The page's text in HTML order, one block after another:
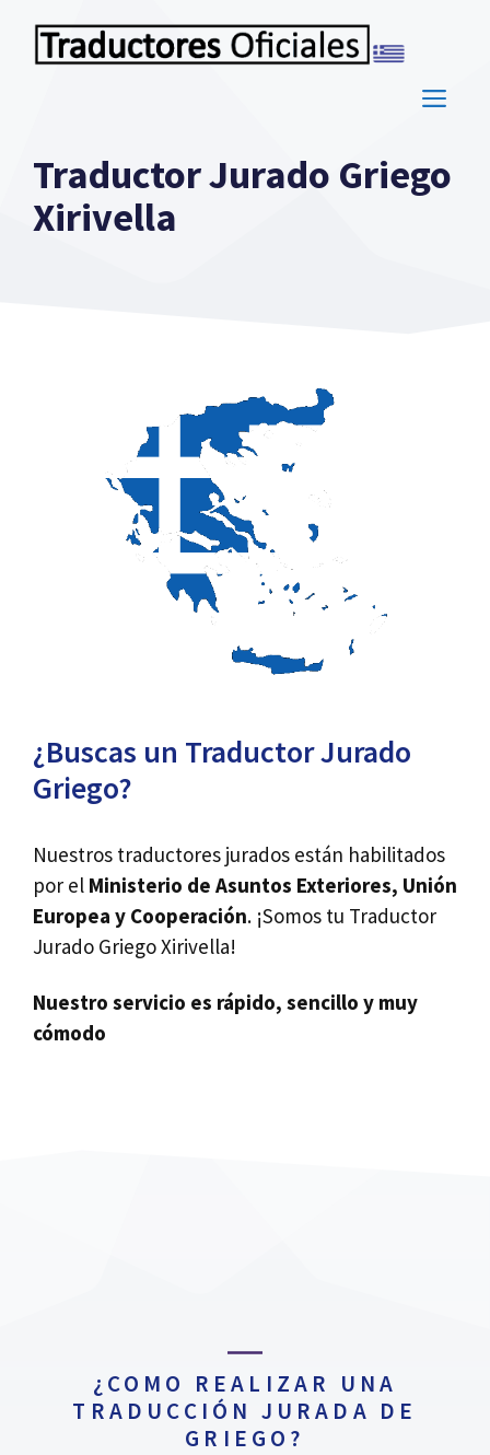
Traductor Jurado Griego
Xirivella
¿Buscas un Traductor Jurado
Griego?
Nuestros traductores jurados están habilitados
por el Ministerio de Asuntos Exteriores, Unión
Europea y Cooperación. ¡Somos tu Traductor
Jurado Griego Xirivella!
Nuestro servicio es rápido, sencillo y muy
cómodo
¿COMO REALIZAR UNA
TRADUCCIÓN JURADA DE
GRIEGO?